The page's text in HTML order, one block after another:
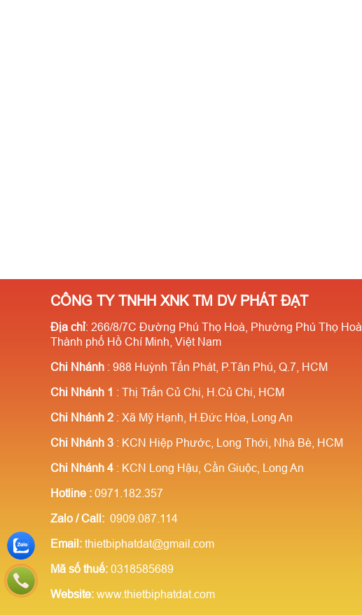
CÔNG TY TNHH XNK TM DV PHÁT ĐẠT
Địa chỉ: 266/8/7C Đường Phú Thọ Hoà, Phường Phú Thọ Hoà,
Thành phố Hồ Chí Minh, Việt Nam
Chi Nhánh : 988 Huỳnh Tấn Phát, P.Tân Phú, Q.7, HCM
Chi Nhánh 1 : Thị Trấn Củ Chi, H.Củ Chi, HCM
Chi Nhánh 2 : Xã Mỹ Hạnh, H.Đức Hòa, Long An
Chi Nhánh 3 : KCN Hiệp Phước, Long Thới, Nhà Bè, HCM
Chi Nhánh 4 : KCN Long Hậu, Cần Giuộc, Long An
Hotline : 0971.182.357
Zalo / Call: 0909.087.114
Email: thietbiphatdat@gmail.com
Mã số thuế: 0318585689
Website: www.thietbiphatdat.com